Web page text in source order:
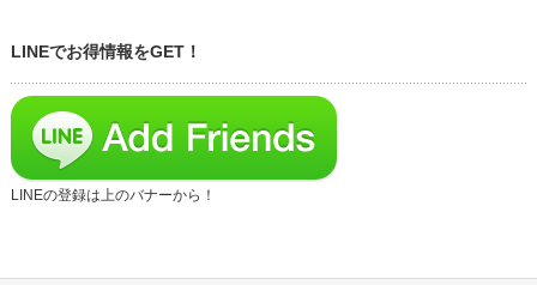
LINEでお得情報をGET！
LINEの登録は上のバナーから！